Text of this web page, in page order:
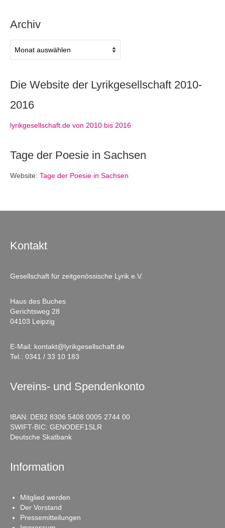
Archiv
Die Website der Lyrikgesellschaft 2010-
2016
lyrikgesellschaft.de von 2010 bis 2016
Tage der Poesie in Sachsen
Website: Tage der Poesie in Sachsen
Kontakt
Gesellschaft für zeitgenössische Lyrik e.V.
Haus des Buches
Gerichtsweg 28
04103 Leipzig
E-Mail: kontakt@lyrikgesellschaft.de
Tel.: 0341 / 33 10 183
Vereins- und Spendenkonto
IBAN: DE82 8306 5408 0005 2744 00
SWIFT-BIC: GENODEF1SLR
Deutsche Skatbank
Information
Mitglied werden
Der Vorstand
Pressemitteilungen